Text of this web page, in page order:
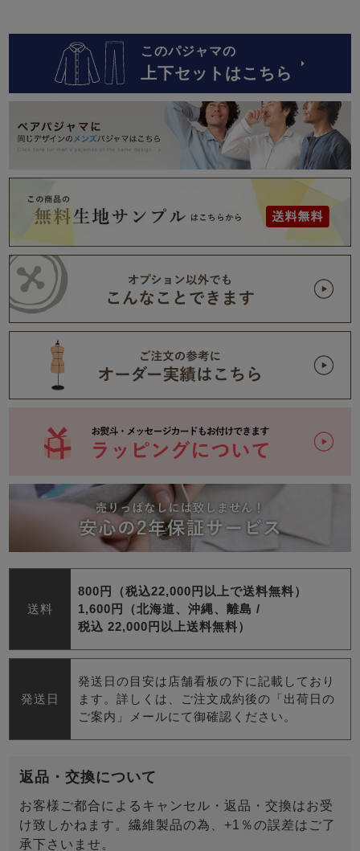
このパジャマの
上下セットはこちら
送料
800円（税込22,000円以上で送料無料）
1,600円（北海道、沖縄、離島 /
税込 22,000円以上送料無料）
発送日
発送日の目安は店舗看板の下に記載しており
ます。詳しくは、ご注文成約後の「出荷日の
ご案内」メールにて御確認ください。
返品・交換について
お客様ご都合によるキャンセル・返品・交換はお受
け致しかねます。繊維製品の為、+1％の誤差はご了
承下さいませ。